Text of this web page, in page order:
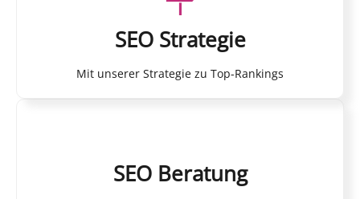
SEO Strategie
Mit unserer Strategie zu Top-Rankings
SEO Beratung